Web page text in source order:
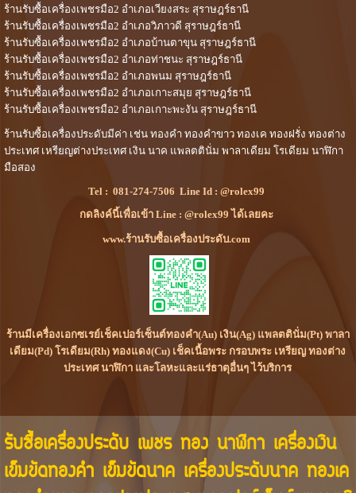
ร้านรับซื้อเครื่องเพชรมือ2 อำเภอเวียงสระ สุราษฎร์ธานี
ร้านรับซื้อเครื่องเพชรมือ2 อำเภอวิภาวดี สุราษฎร์ธานี
ร้านรับซื้อเครื่องเพชรมือ2 อำเภอบ้านตาขุน สุราษฎร์ธานี
ร้านรับซื้อเครื่องเพชรมือ2 อำเภอท่าชนะ สุราษฎร์ธานี
ร้านรับซื้อเครื่องเพชรมือ2 อำเภอพนม สุราษฎร์ธานี
ร้านรับซื้อเครื่องเพชรมือ2 อำเภอเกาะสมุย สุราษฎร์ธานี
ร้านรับซื้อเครื่องเพชรมือ2 อำเภอเกาะพะงัน สุราษฎร์ธานี
ร้านรับซื้อเครื่องประดับมีค่า เช่น ทองคำ ทองคำขาว ทองเค ทองฝรั่ง ทองต่าง
ประเทศ เหรียญต่างประเทศ เงิน นาค แพลตตินั่ม พาลาเดียม โรเดียม นาฬิกา
มือสอง
Tel :081-274-7506 Line Id :@rolex99
กดลิงค์นี้เพื่อเข้า Line : @rolex99 ได้เลยคะ
www.ร้านรับซื้อเครื่องประดับ.com
ร้านมีเครื่องเอกซเรย์เช็คเปอร์เซ็นต์ทองคำ(Au) เงิน(Ag) แพลตตินั่ม(Pt) พาลา
เดียม(Pd) โรเดียม(Rh) ทองแดง(Cu) เช็คเนื้อพระ กรอบพระ เหรียญ ทองต่าง
ประเทศ นาฬิกา และโลหะและแร่ธาตุอื่นๆ ไว้บริการ
รับซื้อเครื่องประดับ เพชร ทอง นาฬิกา เครื่องเงิน
เข็มขัดทองคำ เข็มขัดนาค เครื่องประดับนาค ทองเค